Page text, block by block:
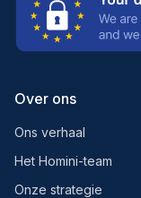
Over ons
Ons verhaal
Het Homini-team
Onze strategie